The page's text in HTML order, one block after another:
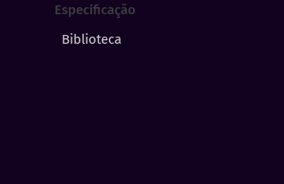
Especificação
Biblioteca